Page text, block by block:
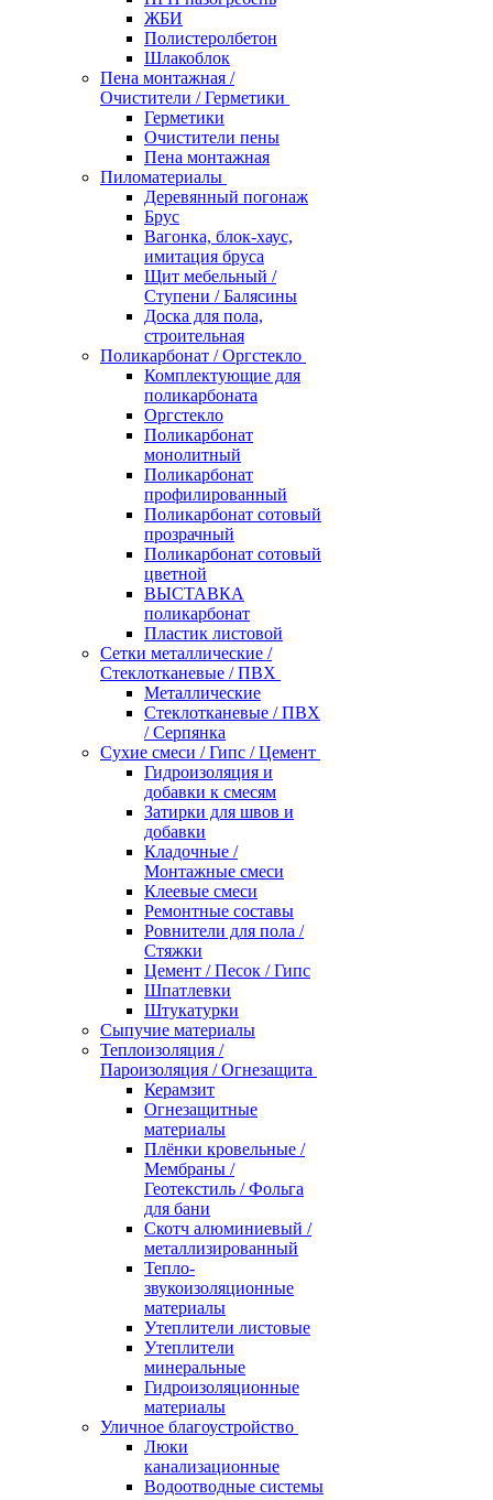
ЖБИ
Полистеролбетон
Шлакоблок
Пена монтажная /
Очистители / Герметики
Герметики
Очистители пены
Пена монтажная
Пиломатериалы
Деревянный погонаж
Брус
Вагонка, блок-хаус,
имитация бруса
Щит мебельный /
Ступени / Балясины
Доска для пола,
строительная
Поликарбонат / Оргстекло
Комплектующие для
поликарбоната
Оргстекло
Поликарбонат
монолитный
Поликарбонат
профилированный
Поликарбонат сотовый
прозрачный
Поликарбонат сотовый
цветной
ВЫСТАВКА
поликарбонат
Пластик листовой
Сетки металлические /
Стеклотканевые / ПВХ
Металлические
Стеклотканевые / ПВХ
/ Серпянка
Сухие смеси / Гипс / Цемент
Гидроизоляция и
добавки к смесям
Затирки для швов и
добавки
Кладочные /
Монтажные смеси
Клеевые смеси
Ремонтные составы
Ровнители для пола /
Стяжки
Цемент / Песок / Гипс
Шпатлевки
Штукатурки
Сыпучие материалы
Теплоизоляция /
Пароизоляция / Огнезащита
Керамзит
Огнезащитные
материалы
Плёнки кровельные /
Мембраны /
Геотекстиль / Фольга
для бани
Скотч алюминиевый /
металлизированный
Тепло-
звукоизоляционные
материалы
Утеплители листовые
Утеплители
минеральные
Гидроизоляционные
материалы
Уличное благоустройство
Люки
канализационные
Водоотводные системы